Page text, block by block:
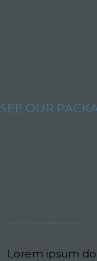
SEE OUR
Lorem ipsum